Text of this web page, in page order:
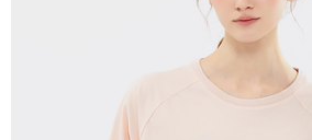
每筆NT$130，滿NT$1,000(含以上)免運費